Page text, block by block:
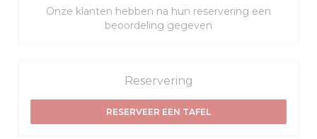
Onze klanten hebben na hun reservering een
beoordeling gegeven
Reservering
RESERVEER EEN TAFEL